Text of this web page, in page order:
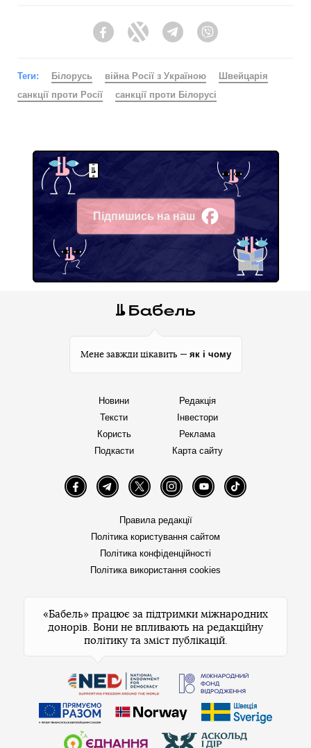
FacebookTwitter Telegram
Теги: Білорусь війна Росії з Україною
Швейцарія
санкції проти Росії
санкції проти Білорусі
Підпишись на наш
Facebook
Мене завжди цікавить — як і чому
Новини
Тексти
Користь
Подкасти
Редакція
Інвестори
Реклама
Карта сайту
FacebookTelegramTwitter InstagramYouTube TikTok
Правила редакції
Політика користування сайтом
Політика конфіденційності
Політика використання cookies
«Бабель» працює за підтримки міжнародних
донорів. Вони не впливають на редакційну
політику та зміст публікацій.